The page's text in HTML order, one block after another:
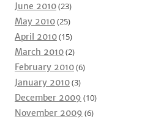
June 2010(23)
May 2010(25)
April 2010(15)
March 2010(2)
February 2010(6)
January 2010(3)
December 2009 (10)
November 2009 (6)